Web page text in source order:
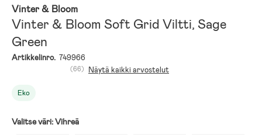
Vinter & Bloom
Vinter & Bloom Soft Grid Viltti, Sage
Green
Artikkelinro. 749966
Eko
(66) Näytä kaikki arvostelut
Valitse väri:Vihreä